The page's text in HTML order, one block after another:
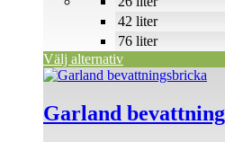
42 liter
76 liter
Välj alternativ
produktsidan
Garland
Den
produkten
har